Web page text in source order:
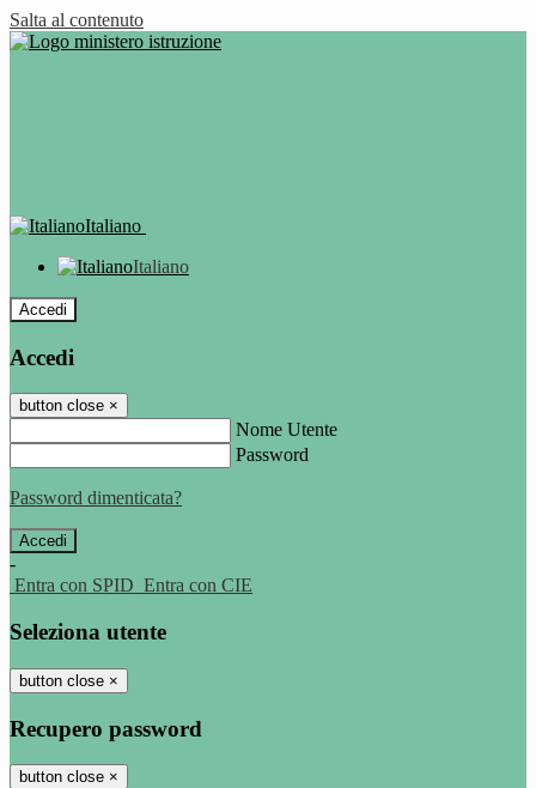
Salta al contenuto
Italiano
Italiano
Accedi
Accedi
button close ×
Nome Utente
Password
Password dimenticata?
-
Entra con SPID Entra con CIE
Seleziona utente
button close ×
Recupero password
button close ×